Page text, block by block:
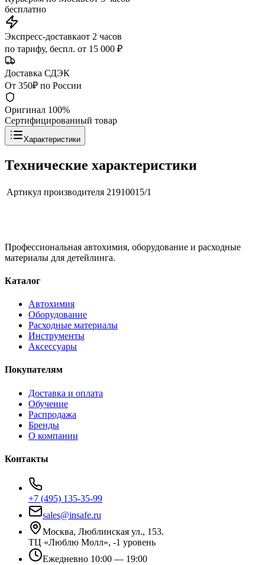
бесплатно
Экспресс-доставкаот 2 часов
по тарифу, беспл. от 15 000 ₽
Доставка СДЭК
От 350₽ по России
Оригинал 100%
Сертифицированный товар
Характеристики
Технические характеристики
Артикул производителя 21910015/1
Профессиональная автохимия, оборудование и расходные
материалы для детейлинга.
Каталог
Автохимия
Оборудование
Расходные материалы
Инструменты
Аксессуары
Покупателям
Доставка и оплата
Обучение
Распродажа
Бренды
О компании
Контакты
+7 (495) 135-35-99
sales@insafe.ru
Москва, Люблинская ул., 153.
ТЦ «Люблю Молл», -1 уровень
Ежедневно 10:00 — 19:00